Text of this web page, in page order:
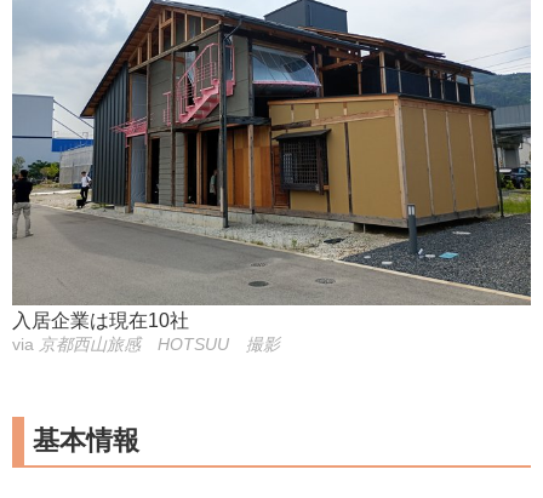
入居企業は現在10社
via 京都西山旅感 HOTSUU 撮影
基本情報